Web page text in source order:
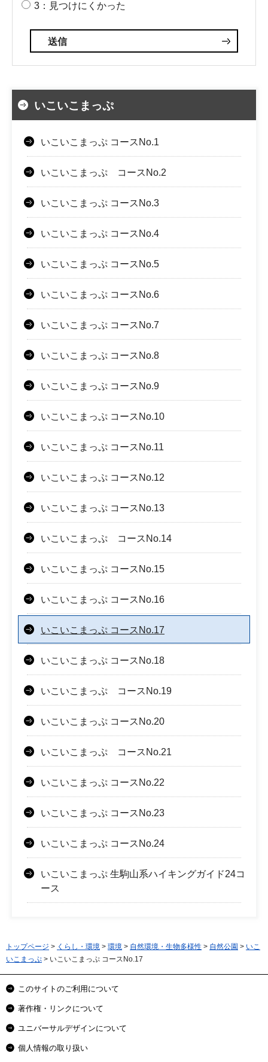
3：見つけにくかった
いこいこまっぷ
いこいこまっぷ コースNo.1
いこいこまっぷ コースNo.2
いこいこまっぷ コースNo.3
いこいこまっぷ コースNo.4
いこいこまっぷ コースNo.5
いこいこまっぷ コースNo.6
いこいこまっぷ コースNo.7
いこいこまっぷ コースNo.8
いこいこまっぷ コースNo.9
いこいこまっぷ コースNo.10
いこいこまっぷ コースNo.11
いこいこまっぷ コースNo.12
いこいこまっぷ コースNo.13
いこいこまっぷ コースNo.14
いこいこまっぷ コースNo.15
いこいこまっぷ コースNo.16
いこいこまっぷ コースNo.17
いこいこまっぷ コースNo.18
いこいこまっぷ コースNo.19
いこいこまっぷ コースNo.20
いこいこまっぷ コースNo.21
いこいこまっぷ コースNo.22
いこいこまっぷ コースNo.23
いこいこまっぷ コースNo.24
いこいこまっぷ 生駒山系ハイキングガイド24コ
ース
トップページ > くらし・環境 > 環境 > 自然環境・生物多様性 > 自然公園 > いこ
いこまっぷ > いこいこまっぷ コースNo.17
このサイトのご利用について
著作権・リンクについて
ユニバーサルデザインについて
個人情報の取り扱い